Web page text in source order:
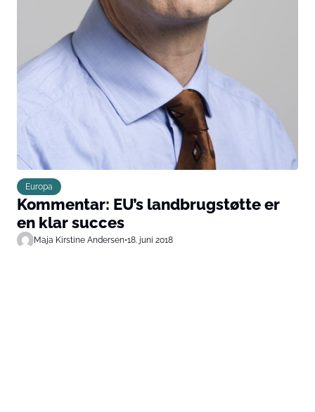
Europa
Kommentar: EU’s landbrugstøtte er
en klar succes
Maja Kirstine Andersen•18. juni 2018